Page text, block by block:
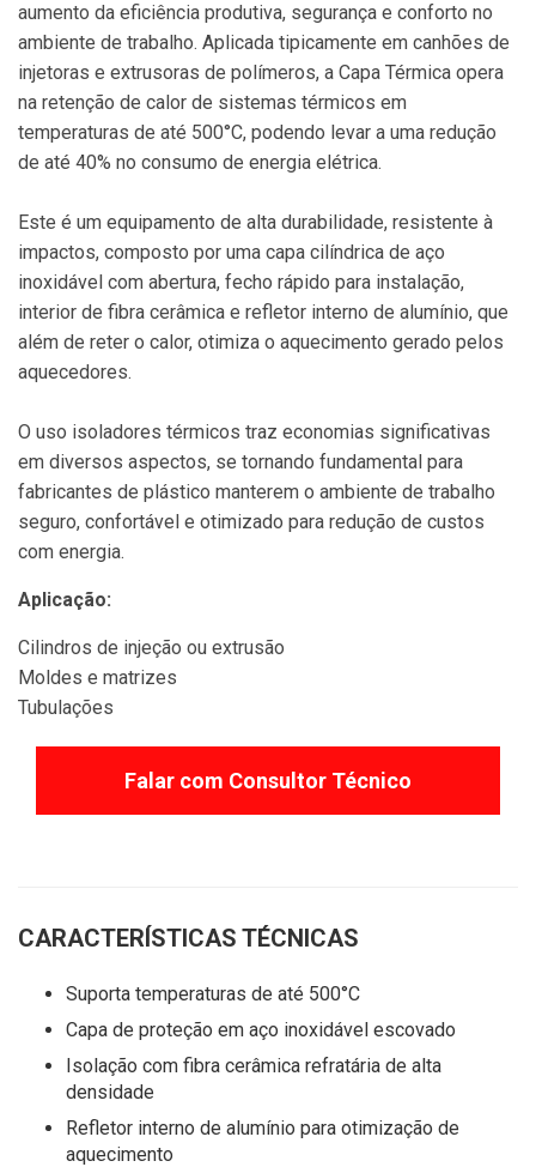
aumento da eficiência produtiva, segurança e conforto no
ambiente de trabalho. Aplicada tipicamente em canhões de
injetoras e extrusoras de polímeros, a Capa Térmica opera
na retenção de calor de sistemas térmicos em
temperaturas de até 500°C, podendo levar a uma redução
de até 40% no consumo de energia elétrica.
Este é um equipamento de alta durabilidade, resistente à
impactos, composto por uma capa cilíndrica de aço
inoxidável com abertura, fecho rápido para instalação,
interior de fibra cerâmica e refletor interno de alumínio, que
além de reter o calor, otimiza o aquecimento gerado pelos
aquecedores.
O uso isoladores térmicos traz economias significativas
em diversos aspectos, se tornando fundamental para
fabricantes de plástico manterem o ambiente de trabalho
seguro, confortável e otimizado para redução de custos
com energia.
Aplicação:
Cilindros de injeção ou extrusão
Moldes e matrizes
Tubulações
Falar com Consultor Técnico
CARACTERÍSTICAS TÉCNICAS
Suporta temperaturas de até 500°C
Capa de proteção em aço inoxidável escovado
Isolação com fibra cerâmica refratária de alta
densidade
Refletor interno de alumínio para otimização de
aquecimento